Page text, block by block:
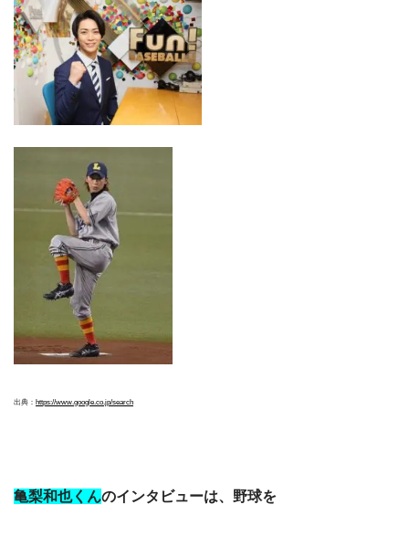
出典： https://www.google.co.jp/search
亀梨和也くんのインタビューは、野球を